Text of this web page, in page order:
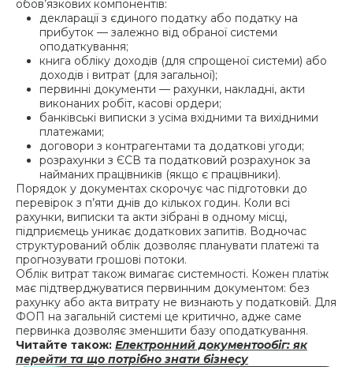
обов’язкових компонентів:
декларації з єдиного податку або податку на
прибуток — залежно від обраної системи
оподаткування;
книга обліку доходів (для спрощеної системи) або
доходів і витрат (для загальної);
первинні документи — рахунки, накладні, акти
виконаних робіт, касові ордери;
банківські виписки з усіма вхідними та вихідними
платежами;
договори з контрагентами та додаткові угоди;
розрахунки з ЄСВ та податковий розрахунок за
найманих працівників (якщо є працівники).
Порядок у документах скорочує час підготовки до
перевірок з п’яти днів до кількох годин. Коли всі
рахунки, виписки та акти зібрані в одному місці,
підприємець уникає додаткових запитів. Водночас
структурований облік дозволяє планувати платежі та
прогнозувати грошові потоки.
Облік витрат також вимагає системності. Кожен платіж
має підтверджуватися первинним документом: без
рахунку або акта витрату не визнають у податковій. Для
ФОП на загальній системі це критично, адже саме
первинка дозволяє зменшити базу оподаткування.
Читайте також: Електронний документообіг: як
перейти та що потрібно знати бізнесу